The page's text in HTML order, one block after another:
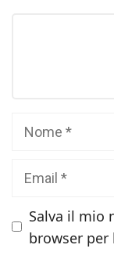
Salva il mio
browser